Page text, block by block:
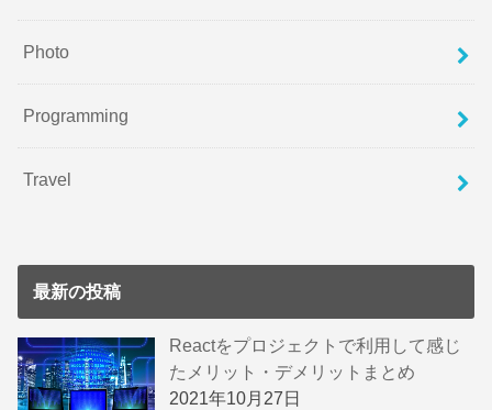
Photo
Programming
Travel
最新の投稿
Reactをプロジェクトで利用して感じ
たメリット・デメリットまとめ
2021年10月27日